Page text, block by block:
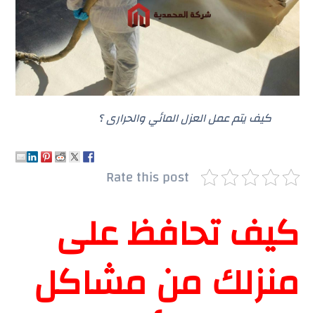
كيف يتم عمل العزل المائي والحرارى ؟
Rate this post
كيف تحافظ على
منزلك من مشاكل